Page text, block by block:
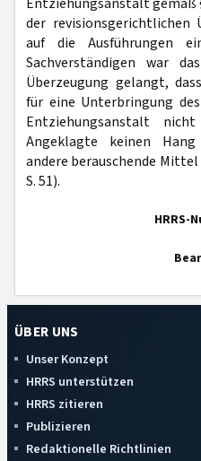
der revisionsgerichtlichen
auf die Ausführungen
Sachverständigen war
Überzeugung gelangt,
für eine Unterbringung
Entziehungsanstalt
Angeklagte keinen
andere berauschende
S. 51).
HRRS-
ÜBER UNS
Unser Konzept
HRRS unterstützen
HRRS zitieren
Publizieren
Redaktionelle Richtlinien